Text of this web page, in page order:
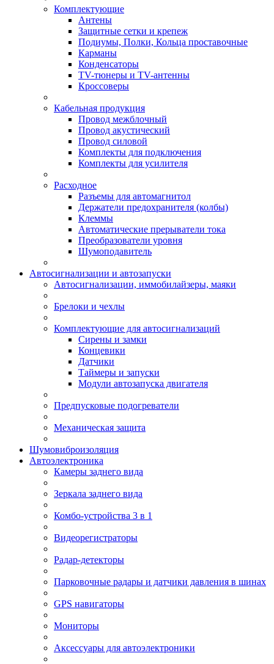
Комплектующие
Антены
Защитные сетки и крепеж
Подиумы, Полки, Кольца проставочные
Карманы
Конденсаторы
TV-тюнеры и TV-антенны
Кроссоверы
Кабельная продукция
Провод межблочный
Провод акустический
Провод силовой
Комплекты для подключения
Комплекты для усилителя
Расходное
Разъемы для автомагнитол
Держатели предохранителя (колбы)
Клеммы
Автоматические прерыватели тока
Преобразователи уровня
Шумоподавитель
Автосигнализации и автозапуски
Автосигнализации, иммобилайзеры, маяки
Брелоки и чехлы
Комплектующие для автосигнализаций
Сирены и замки
Концевики
Датчики
Таймеры и запуски
Модули автозапуска двигателя
Предпусковые подогреватели
Механическая защита
Шумовиброизоляция
Автоэлектроника
Камеры заднего вида
Зеркала заднего вида
Комбо-устройства 3 в 1
Видеорегистраторы
Радар-детекторы
Парковочные радары и датчики давления в шинах
GPS навигаторы
Мониторы
Аксессуары для автоэлектроники